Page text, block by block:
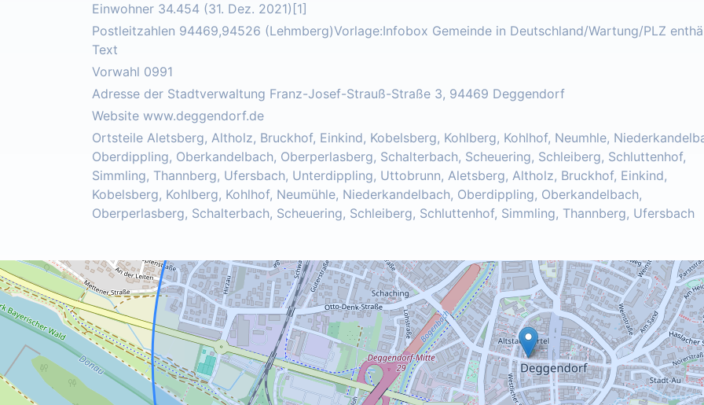
Einwohner 34.454 (31. Dez. 2021)[1]
Postleitzahlen 94469,94526 (Lehmberg)Vorlage:Infobox Gemeinde in Deutschland/Wartung/PLZ
Text
Vorwahl 0991
Adresse der Stadtverwaltung Franz-Josef-Strauß-Straße 3, 94469 Deggendorf
Website www.deggendorf.de
Ortsteile Aletsberg, Altholz, Bruckhof, Einkind, Kobelsberg, Kohlberg, Kohlhof, Neumhle,
Oberdippling, Oberkandelbach, Oberperlasberg, Schalterbach, Scheuering, Schleiberg, Schluttenhof,
Simmling, Thannberg, Ufersbach, Unterdippling, Uttobrunn, Aletsberg, Altholz, Bruckhof, Einkind,
Kobelsberg, Kohlberg, Kohlhof, Neumühle, Niederkandelbach, Oberdippling, Oberkandelbach,
Oberperlasberg, Schalterbach, Scheuering, Schleiberg, Schluttenhof, Simmling, Thannberg, Ufersbach